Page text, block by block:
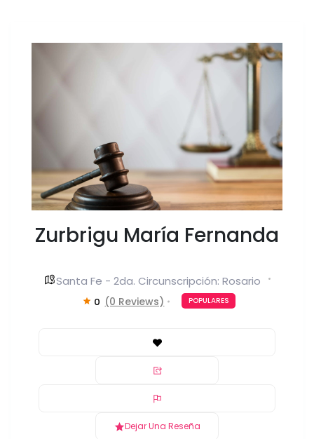
Zurbrigu María Fernanda
Santa Fe - 2da. Circunscripción: Rosario
0 (0 Reviews) POPULARES
Dejar Una Reseña